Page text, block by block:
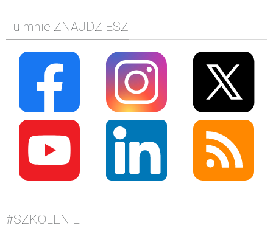
TESTOWANIE
SIECI
WYDARZENIA
BIZNES
PO GODZINACH
KONTAKT
Tu mnie ZNAJDZIESZ
#SZKOLENIE